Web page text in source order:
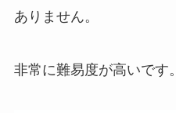
ありません。
非常に難易度が高いです。